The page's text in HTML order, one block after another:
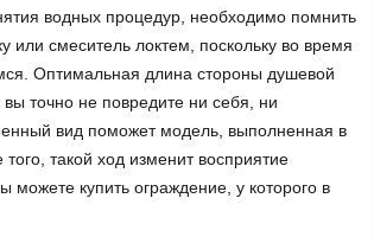
водных процедур, необходимо помнить
или смеситель локтем, поскольку во время
Оптимальная длина стороны душевой
точно не повредите ни себя, ни
вид поможет модель, выполненная в
такой ход изменит восприятие
купить ограждение, у которого в